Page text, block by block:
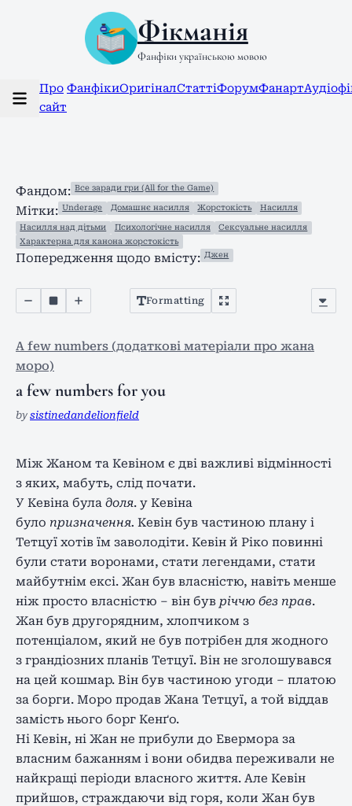
Фікманія
Фанфіки українською мовою
Про
сайт
ФанфікиОригіналСтаттіФорумФанарт
Фандом: Все заради гри (All for the Game)
Мітки: Underage Домашнє насилля Жорстокість Насилля
Насилля над дітьми Психологічне насилля
Сексуальне насилля
Характерна для канона жорстокість
Попередження щодо вмісту: Джен
Formatting
A few numbers (додаткові матеріали про жана
моро)
a few numbers for you
by sistinedandelionfield
Між Жаном та Кевіном є дві важливі відмінності
з яких, мабуть, слід почати.
У Кевіна була доля. у Кевіна
було призначення. Кевін був частиною плану і
Тетцуї хотів їм заволодіти. Кевін й Ріко повинні
були стати воронами, стати легендами, стати
майбутнім ексі. Жан був власністю, навіть менше
ніж просто власністю – він був річчю без прав.
Жан був другорядним, хлопчиком з
потенціалом, який не був потрібен для жодного
з грандіозних планів Тетцуї. Він не зголошувався
на цей кошмар. Він був частиною угоди – платою
за борги. Моро продав Жана Тетцуї, а той віддав
замість нього борг Кенґо.
Ні Кевін, ні Жан не прибули до Евермора за
власним бажанням і вони обидва переживали не
найкращі періоди власного життя. Але Кевін
прийшов, страждаючи від горя, коли Жан був